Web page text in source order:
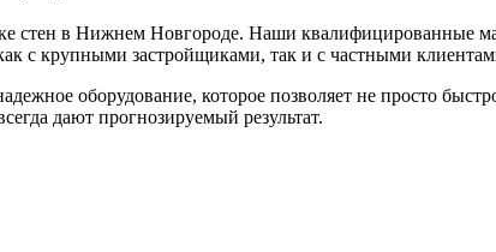
стен в Нижнем Новгороде. Наши квалифицированные
с крупными застройщиками, так и с частными
оборудование, которое позволяет не просто
дают прогнозируемый результат.